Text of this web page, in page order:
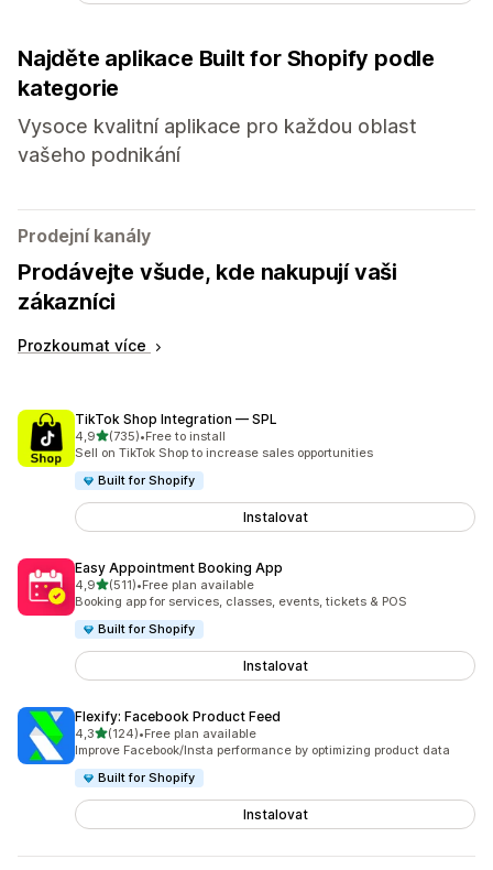
Najděte aplikace Built for Shopify podle
kategorie
Vysoce kvalitní aplikace pro každou oblast
vašeho podnikání
Prodejní kanály
Prodávejte všude, kde nakupují vaši
zákazníci
Prozkoumat více
TikTok Shop Integration — SPL
4,9z 5 hvězd
(735)
Celkový počet recenzí: 735
•Free to install
Sell on TikTok Shop to increase sales opportunities
Built for Shopify
Instalovat
Easy Appointment Booking App
4,9z 5 hvězd
(511)
Celkový počet recenzí: 511
•Free plan available
Booking app for services, classes, events, tickets & POS
Built for Shopify
Instalovat
Flexify: Facebook Product Feed
4,3z 5 hvězd
(124)
Celkový počet recenzí: 124
•Free plan available
Improve Facebook/Insta performance by optimizing product data
Built for Shopify
Instalovat